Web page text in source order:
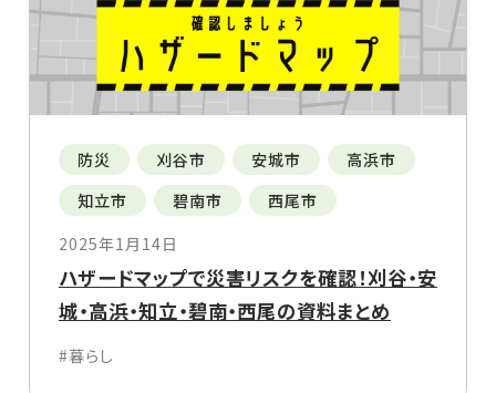
防災 刈谷市 安城市
高浜市
知立市
碧南市
西尾市
2025年1月14日
ハザードマップで災害リスクを確認！刈谷・安
城・高浜・知立・碧南・西尾の資料まとめ
#暮らし